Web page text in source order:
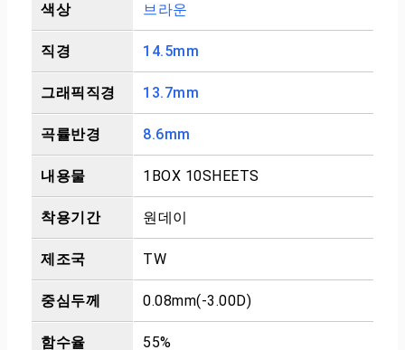
색상 브라운
직경 14.5mm
그래픽직경 13.7mm
곡률반경 8.6mm
내용물 1BOX 10SHEETS
착용기간 원데이
제조국 TW
중심두께 0.08mm(-3.00D)
함수율 55%